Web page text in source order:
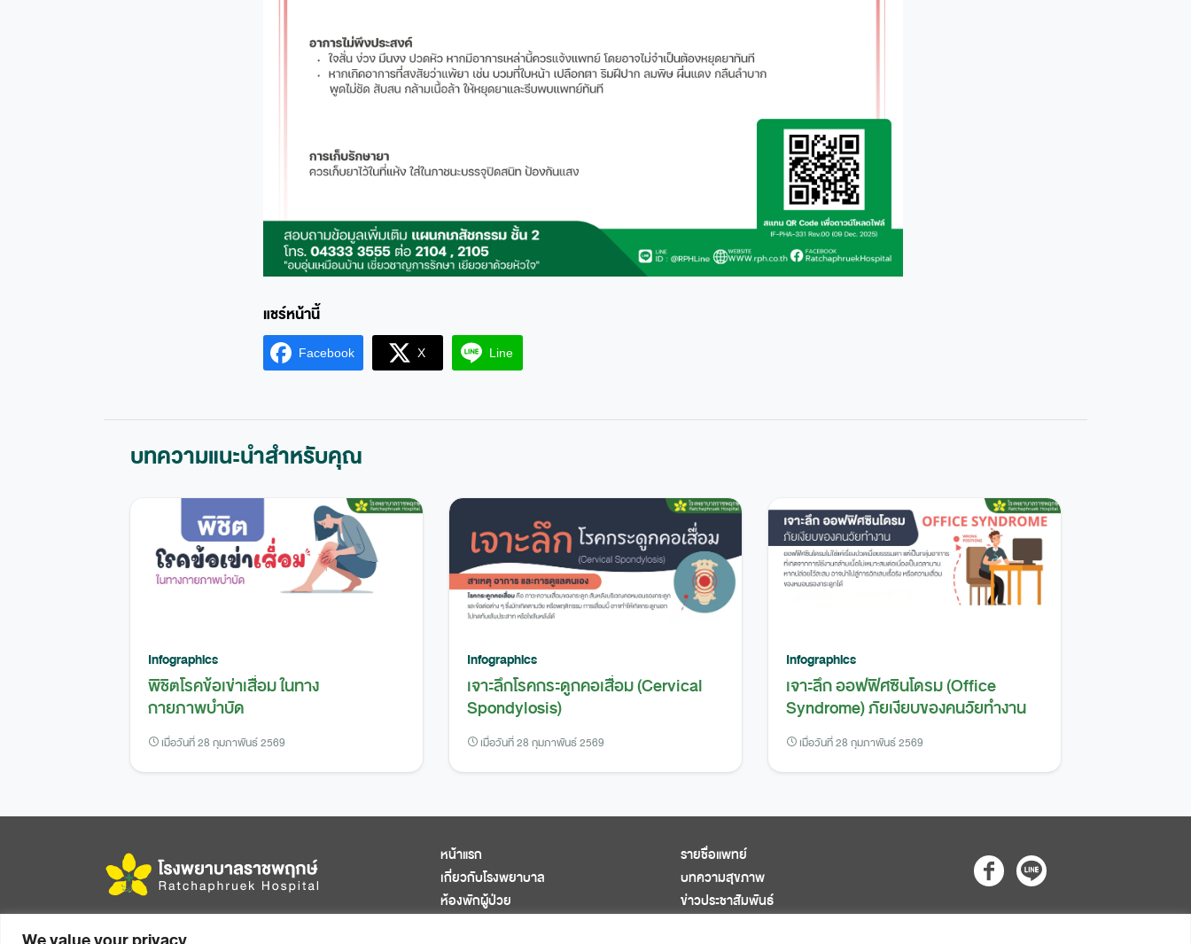
Facebook X Line
บทความแนะนำสำหรับคุณ
Infographics
พิชิตโรคข้อเข่าเสื่อม ในทาง
กายภาพบำบัด
เมื่อวันที่ 28 กุมภาพันธ์ 2569
Infographics
เจาะลึกโรคกระดูกคอเสื่อม (Cervical
Spondylosis)
เมื่อวันที่ 28 กุมภาพันธ์ 2569
Infographics
เจาะลึก ออฟฟิศซินโดรม (Office
Syndrome) ภัยเงียบของคนวัยทำงาน
เมื่อวันที่ 28 กุมภาพันธ์ 2569
หน้าแรก
เกี่ยวกับโรงพยาบาล
ห้องพักผู้ป่วย
รายชื่อแพทย์
บทความสุขภาพ
ข่าวประชาสัมพันธ์